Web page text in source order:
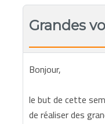
Grandes
Bonjour,
le but de cette
de réaliser des